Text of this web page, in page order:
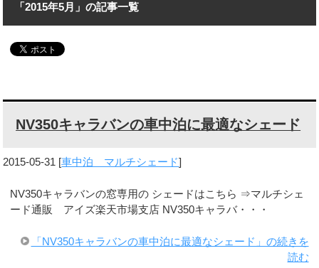
「2015年5月」の記事一覧
NV350キャラバンの車中泊に最適なシェード
2015-05-31 [車中泊 マルチシェード]
NV350キャラバンの窓専用の シェードはこちら ⇒マルチシェ
ード通販 アイズ楽天市場支店 NV350キャラバ・・・
「NV350キャラバンの車中泊に最適なシェード」の続きを
読む